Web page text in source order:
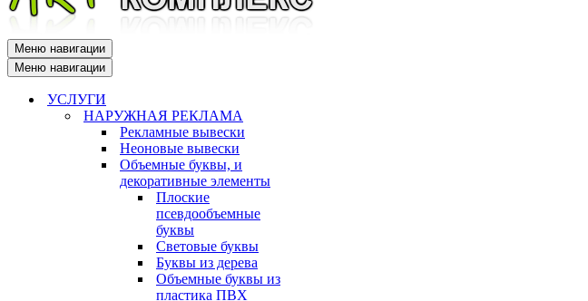
Меню навигации
Меню навигации
УСЛУГИ
НАРУЖНАЯ РЕКЛАМА
Рекламные вывески
Неоновые вывески
Объемные буквы, и
декоративные элементы
Плоские
псевдообъемные
буквы
Световые буквы
Буквы из дерева
Объемные буквы из
пластика ПВХ